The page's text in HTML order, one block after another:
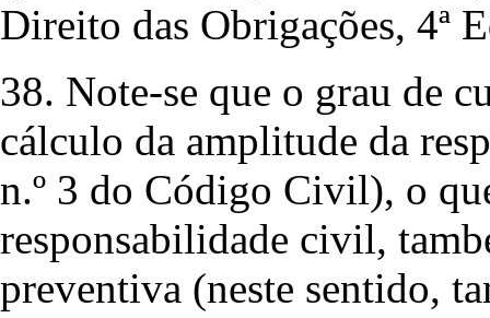
Direito das Obrigações, 4ª
38. Note-se que o grau de
cálculo da amplitude da
n.º 3 do Código Civil), o
responsabilidade civil,
preventiva (neste sentido,